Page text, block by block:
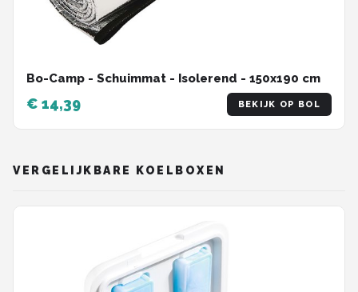
Bo-Camp - Schuimmat - Isolerend - 150x190 cm
€ 14,39 BEKIJK OP BOL
VERGELIJKBARE KOELBOXEN